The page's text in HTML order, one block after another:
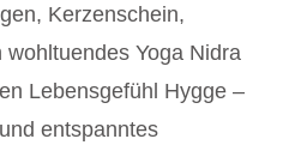
Kerzenschein,
Yoga Nidra
Lebensgefühl Hygge –
entspanntes